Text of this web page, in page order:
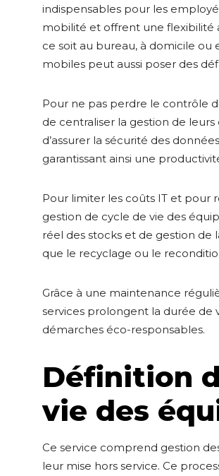
indispensables pour les
mobilité et offrent une flexibilité
ce soit au bureau, à domicile
mobiles peut aussi poser des
Pour ne pas perdre le contrôle
de centraliser la gestion de
d’assurer la sécurité des
garantissant ainsi une
Pour limiter les coûts IT et pour
gestion de cycle de vie des
réel des stocks et de gestion de
que le recyclage ou le
Grâce à une maintenance
services prolongent la durée de
démarches éco-responsables.
Définition
vie des
Ce service comprend gestion
leur mise hors service. Ce